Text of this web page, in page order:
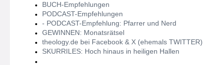
BUCH-Empfehlungen
PODCAST-Empfehlungen
- PODCAST-Empfehlung: Pfarrer und Nerd
GEWINNEN: Monatsrätsel
theology.de bei Facebook & X (ehemals TWITTER)
SKURRILES: Hoch hinaus in heiligen Hallen